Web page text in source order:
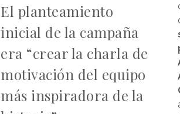
El planteamiento
inicial de la campaña
era “crear la charla de
motivación del equipo
más inspiradora de la